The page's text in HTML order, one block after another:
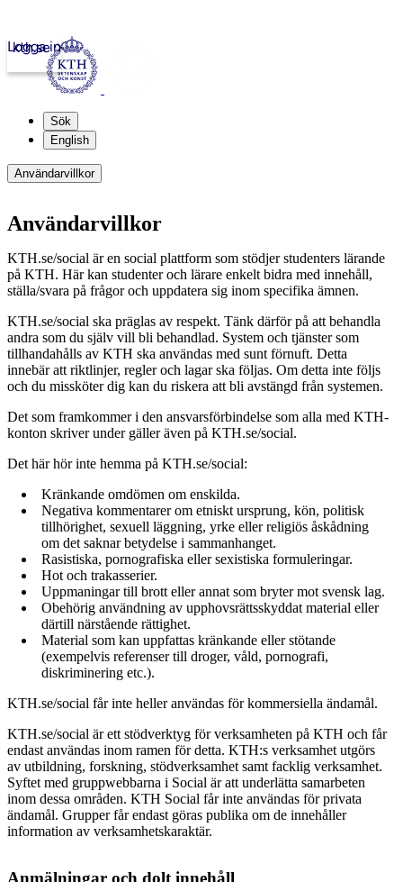
kth.se
Logga in
Sök
English
Användarvillkor
Användarvillkor
KTH.se/social är en social plattform som stödjer studenters lärande
på KTH. Här kan studenter och lärare enkelt bidra med innehåll,
ställa/svara på frågor och uppdatera sig inom specifika ämnen.
KTH.se/social ska präglas av respekt. Tänk därför på att behandla
andra som du själv vill bli behandlad. System och tjänster som
tillhandahålls av KTH ska användas med sunt förnuft. Detta
innebär att riktlinjer, regler och lagar ska följas. Om detta inte följs
och du missköter dig kan du riskera att bli avstängd från systemen.
Det som framkommer i den ansvarsförbindelse som alla med KTH-
konton skriver under gäller även på KTH.se/social.
Det här hör inte hemma på KTH.se/social:
Kränkande omdömen om enskilda.
Negativa kommentarer om etniskt ursprung, kön, politisk
tillhörighet, sexuell läggning, yrke eller religiös åskådning
om det saknar betydelse i sammanhanget.
Rasistiska, pornografiska eller sexistiska formuleringar.
Hot och trakasserier.
Uppmaningar till brott eller annat som bryter mot svensk lag.
Obehörig användning av upphovsrättsskyddat material eller
därtill närstående rättighet.
Material som kan uppfattas kränkande eller stötande
(exempelvis referenser till droger, våld, pornografi,
diskriminering etc.).
KTH.se/social får inte heller användas för kommersiella ändamål.
KTH.se/social är ett stödverktyg för verksamheten på KTH och får
endast användas inom ramen för detta. KTH:s verksamhet utgörs
av utbildning, forskning, stödverksamhet samt facklig verksamhet.
Syftet med gruppwebbarna i Social är att underlätta samarbeten
inom dessa områden. KTH Social får inte användas för privata
ändamål. Grupper får endast göras publika om de innehåller
information av verksamhetskaraktär.
Anmälningar och dolt innehåll